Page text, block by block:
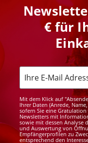
€ für
Mit dem Klick auf
Ihrer Daten (Anrede,
sofern Sie eine
Newsletters mit
sowie mit dessen Analyse
und Auswertung von
Empfängerprofilen zu
entsprechend den